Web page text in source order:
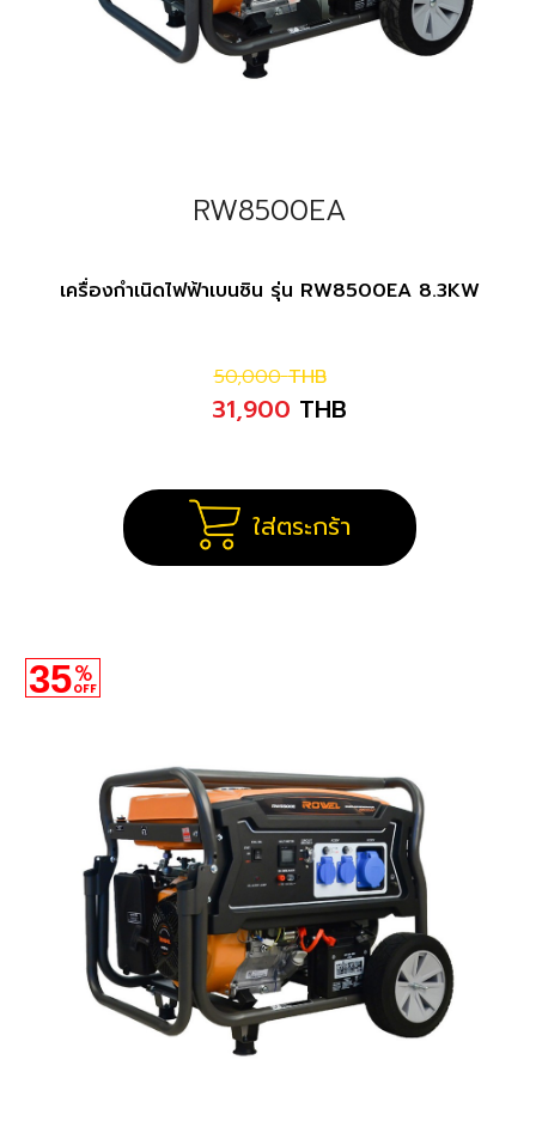
RW8500EA
เครื่องกำเนิดไฟฟ้าเบนซิน รุ่น RW8500EA 8.3KW
50,000 THB
31,900 THB
ใส่ตระกร้า
35%
OFF